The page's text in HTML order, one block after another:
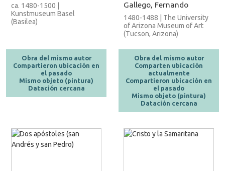
ca. 1480-1500 |
Kunstmuseum Basel
(Basilea)
Obra del mismo autor
Compartieron ubicación en
el pasado
Mismo objeto (pintura)
Datación cercana
Gallego, Fernando
1480-1488 | The University
of Arizona Museum of Art
(Tucson, Arizona)
Obra del mismo autor
Comparten ubicación
actualmente
Compartieron ubicación en
el pasado
Mismo objeto (pintura)
Datación cercana